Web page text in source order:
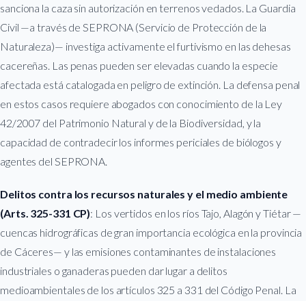
sanciona la caza sin autorización en terrenos vedados. La Guardia
Civil —a través de SEPRONA (Servicio de Protección de la
Naturaleza)— investiga activamente el furtivismo en las dehesas
cacereñas. Las penas pueden ser elevadas cuando la especie
afectada está catalogada en peligro de extinción. La defensa penal
en estos casos requiere abogados con conocimiento de la Ley
42/2007 del Patrimonio Natural y de la Biodiversidad, y la
capacidad de contradecir los informes periciales de biólogos y
agentes del SEPRONA.
Delitos contra los recursos naturales y el medio ambiente
(Arts. 325-331 CP): Los vertidos en los ríos Tajo, Alagón y Tiétar —
cuencas hidrográficas de gran importancia ecológica en la provincia
de Cáceres— y las emisiones contaminantes de instalaciones
industriales o ganaderas pueden dar lugar a delitos
medioambientales de los artículos 325 a 331 del Código Penal. La